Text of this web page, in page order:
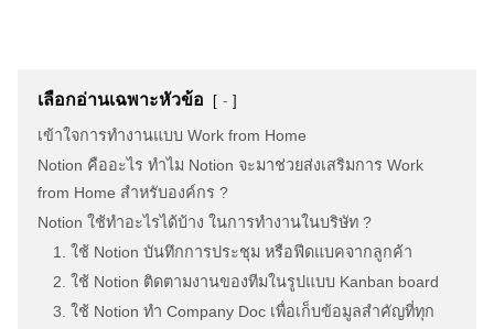
เลือกอ่านเฉพาะหัวข้อ -
เข้าใจการทำงานแบบ Work from Home
Notion คืออะไร ทำไม Notion จะมาช่วยส่งเสริมการ Work
from Home สำหรับองค์กร ?
Notion ใช้ทำอะไรได้บ้าง ในการทำงานในบริษัท ?
1. ใช้ Notion บันทึกการประชุม หรือฟีดแบคจากลูกค้า
2. ใช้ Notion ติดตามงานของทีมในรูปแบบ Kanban board
3. ใช้ Notion ทำ Company Doc เพื่อเก็บข้อมูลสำคัญที่ทุก